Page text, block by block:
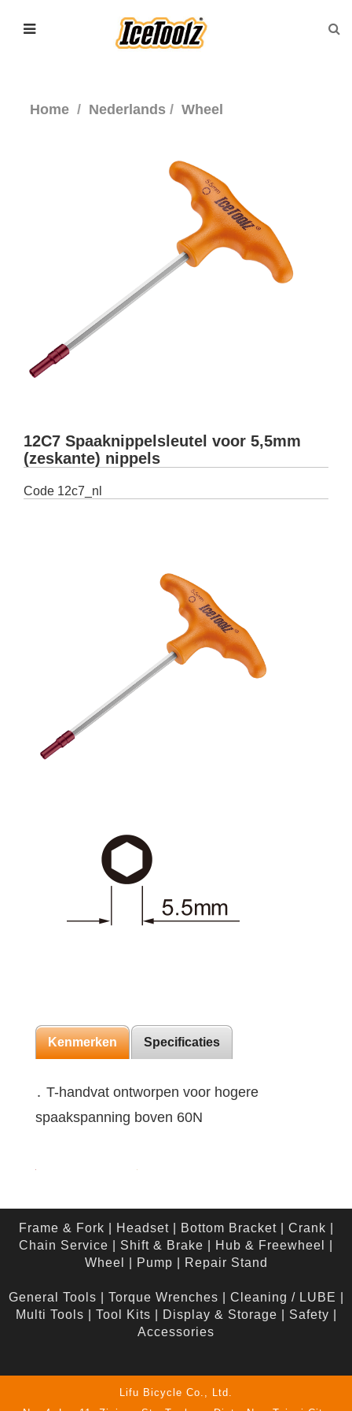
Home Nederlands Wheel
12C7 Spaaknippelsleutel voor 5,5mm
(zeskante) nippels
Code 12c7_nl
Kenmerken Specificaties
․ T-handvat ontworpen voor hogere
spaakspanning boven 60N
Frame & Fork Headset| Bottom Bracket| Crank
Chain Service
Shift & Brake Hub & Freewheel
Wheel
Pump Repair Stand
General Tools Torque Wrenches Cleaning / LUBE
Multi Tools
Tool Kits Display & Storage Safety
Accessories
Lifu Bicycle Co., Ltd.